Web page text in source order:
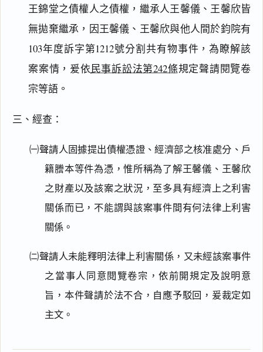
王錦堂之債權人之債權，繼承人王馨儀、王馨欣皆
無拋棄繼承，因王馨儀、王馨欣與他人間於鈞院有
103年度訴字第1212號分割共有物事件，為瞭解該
案案情，爰依民事訴訟法第242條規定聲請閱覽卷
宗等語。
三、經查：
㈠聲請人固據提出債權憑證、經濟部之核准處分、戶
籍謄本等件為憑，惟所稱為了解王馨儀、王馨欣
之財產以及該案之狀況，至多具有經濟上之利害
關係而已，不能謂與該案事件間有何法律上利害
關係。
㈡聲請人未能釋明法律上利害關係，又未經該案事件
之當事人同意閱覽卷宗，依前開規定及說明意
旨，本件聲請於法不合，自應予駁回，爰裁定如
主文。
搜尋本
理
由